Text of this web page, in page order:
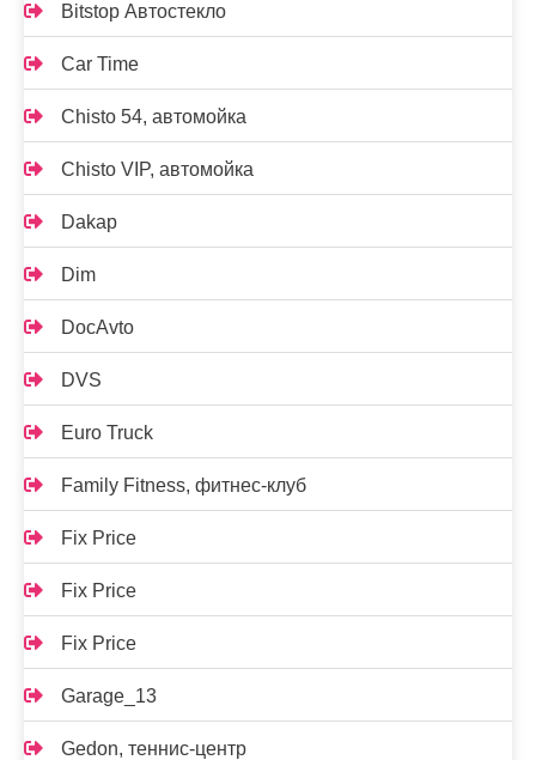
Bitstop Автостекло
Car Time
Chisto 54, автомойка
Chisto VIP, автомойка
Dakap
Dim
DocAvto
DVS
Euro Truck
Family Fitness, фитнес-клуб
Fix Price
Fix Price
Fix Price
Garage_13
Gedon, теннис-центр